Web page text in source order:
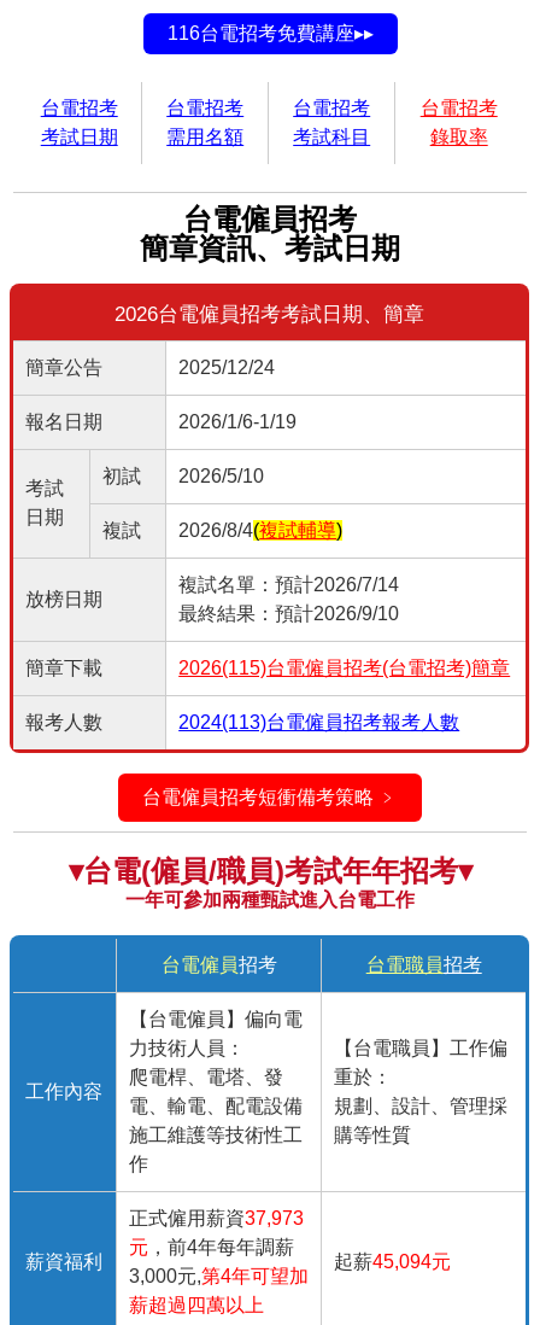
116台電招考免費講座▸▸
台電招考
考試日期
台電招考
需用名額
台電招考
考試科目
台電招考
錄取率
台電僱員招考
簡章資訊、考試日期
2026台電僱員招考考試日期、簡章
簡章公告 2025/12/24
報名日期 2026/1/6-1/19
考試
日期
初試 2026/5/10
複試 2026/8/4(複試輔導)
放榜日期
複試名單：預計2026/7/14
最終結果：預計2026/9/10
簡章下載 2026(115)台電僱員招考(台電招考)簡章
報考人數 2024(113)台電僱員招考報考人數
台電僱員招考短衝備考策略 ﹥
▾台電(僱員/職員)考試年年招考▾
一年可參加兩種甄試進入台電工作
台電僱員招考 台電職員招考
工作內容
【台電僱員】偏向電
力技術人員：
爬電桿、電塔、發
電、輸電、配電設備
施工維護等技術性工
作
【台電職員】工作偏
重於：
規劃、設計、管理採
購等性質
薪資福利
正式僱用薪資37,973
元 ，前4年每年調薪
3,000元,第4年可望加
薪超過四萬以上
起薪45,094元